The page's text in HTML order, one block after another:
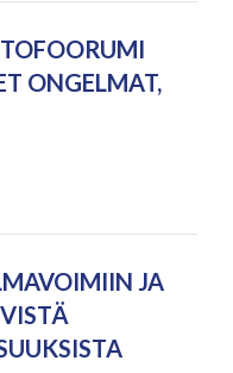
ONGELMAT,
JA